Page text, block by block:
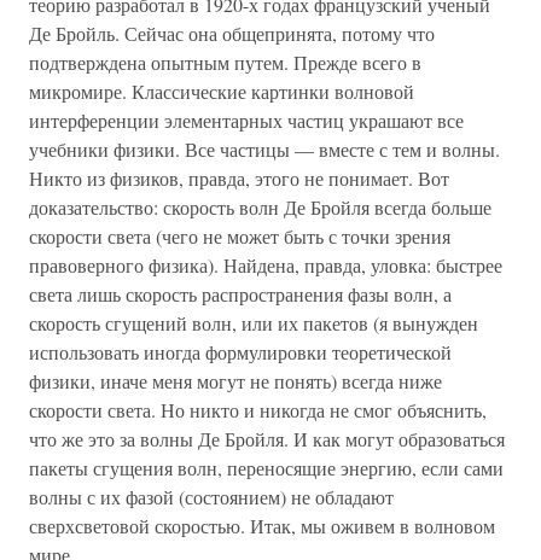
Де Бройль. Сейчас она общепринята, потому что
подтверждена опытным путем. Прежде всего в
микромире. Классические картинки волновой
интерференции элементарных частиц украшают все
учебники физики. Все частицы — вместе с тем и волны.
Никто из физиков, правда, этого не понимает. Вот
доказательство: скорость волн Де Бройля всегда больше
скорости света (чего не может быть с точки зрения
правоверного физика). Найдена, правда, уловка: быстрее
света лишь скорость распространения фазы волн, а
скорость сгущений волн, или их пакетов (я вынужден
использовать иногда формулировки теоретической
физики, иначе меня могут не понять) всегда ниже
скорости света. Но никто и никогда не смог объяснить,
что же это за волны Де Бройля. И как могут образоваться
пакеты сгущения волн, переносящие энергию, если сами
волны с их фазой (состоянием) не обладают
сверхсветовой скоростью. Итак, мы оживем в волновом
мире.